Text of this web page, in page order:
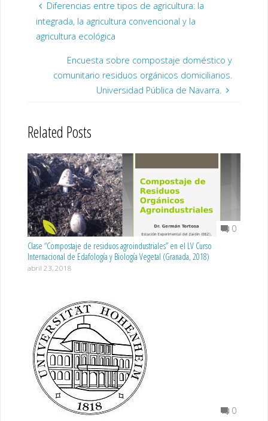
Diferencias entre tipos de agricultura: la
integrada, la agricultura convencional y la
agricultura ecológica
Encuesta sobre compostaje doméstico y
comunitario residuos orgánicos domiciliarios.
Universidad Pública de Navarra.
Related Posts
0
Clase “Compostaje de residuos agroindustriales” en el LV Curso
Internacional de Edafología y Biología Vegetal (Granada, 2018)
abril 23, 2018
0